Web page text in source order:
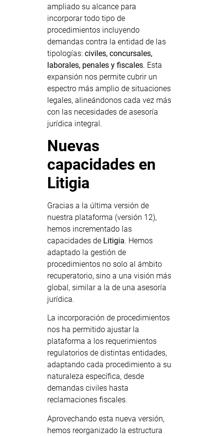
ampliado su alcance para
incorporar todo tipo de
procedimientos incluyendo
demandas contra la entidad de las
tipologías: civiles, concursales,
laborales, penales y fiscales. Esta
expansión nos permite cubrir un
espectro más amplio de situaciones
legales, alineándonos cada vez más
con las necesidades de asesoría
jurídica integral.
Nuevas
capacidades en
Litigia
Gracias a la última versión de
nuestra plataforma (versión 12),
hemos incrementado las
capacidades de Litigia. Hemos
adaptado la gestión de
procedimientos no solo al ámbito
recuperatorio, sino a una visión más
global, similar a la de una asesoría
jurídica.
La incorporación de procedimientos
nos ha permitido ajustar la
plataforma a los requerimientos
regulatorios de distintas entidades,
adaptando cada procedimiento a su
naturaleza específica, desde
demandas civiles hasta
reclamaciones fiscales.
Aprovechando esta nueva versión,
hemos reorganizado la estructura